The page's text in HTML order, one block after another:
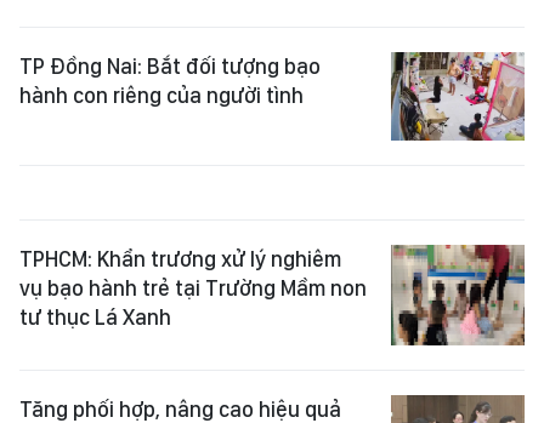
TP Đồng Nai: Bắt đối tượng bạo
hành con riêng của người tình
TPHCM: Khẩn trương xử lý nghiêm
vụ bạo hành trẻ tại Trường Mầm non
tư thục Lá Xanh
Tăng phối hợp, nâng cao hiệu quả